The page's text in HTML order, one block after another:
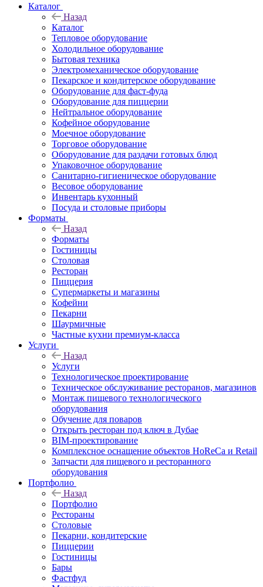
Каталог
Назад
Каталог
Тепловое оборудование
Холодильное оборудование
Бытовая техника
Электромеханическое оборудование
Пекарское и кондитерское оборудование
Оборудование для фаст-фуда
Оборудование для пиццерии
Нейтральное оборудование
Кофейное оборудование
Моечное оборудование
Торговое оборудование
Оборудование для раздачи готовых блюд
Упаковочное оборудование
Санитарно-гигиеническое оборудование
Весовое оборудование
Инвентарь кухонный
Посуда и столовые приборы
Форматы
Назад
Форматы
Гостиницы
Столовая
Ресторан
Пиццерия
Супермаркеты и магазины
Кофейни
Пекарни
Шаурмичные
Частные кухни премиум-класса
Услуги
Назад
Услуги
Технологическое проектирование
Техническое обслуживание ресторанов, магазинов
Монтаж пищевого технологического
оборудования
Обучение для поваров
Открыть ресторан под ключ в Дубае
BIM-проектирование
Комплексное оснащение объектов HoReCa и Retail
Запчасти для пищевого и ресторанного
оборудования
Портфолио
Назад
Портфолио
Рестораны
Столовые
Пекарни, кондитерские
Пиццерии
Гостиницы
Бары
Фастфуд